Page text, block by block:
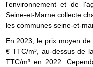
l'environnement et de
Seine-et-Marne collecte
les communes seine-et-
En 2023, le prix moyen de
€ TTC/m³, au-dessus de
TTC/m³ en 2022.